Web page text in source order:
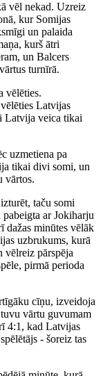
vēl nekad. Uzreiz
kur Somijas
un palaida
kurš ātri
un Balcers
turnīrā.
vēlēties.
Latvijas
Latvija veica tikai
uzmetiena pa
tikai divi somi, un
vārtos.
taču somi
ar Jokiharju
dažas minūtes vēlāk
uzbrukums, kurā
vēlreiz pārspēja
pirmā perioda
cīņu, izveidoja
vārtu guvumam
4:1, kad Latvijas
- šoreiz tas